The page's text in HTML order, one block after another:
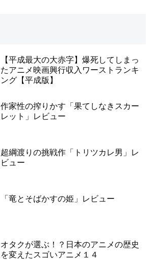
【平成最大の大赤字】爆死してしまっ
たアニメ映画興行収入ワーストランキ
ング【平成版】
作家性の搾りかす「果てしなきスカー
レット」レビュー
超綱渡りの挑戦作「トリツカレ男」レ
ビュー
「竜とそばかすの姫」レビュー
オタクが選ぶ！？日本のアニメの歴史
を変えたスゴいアニメ１４